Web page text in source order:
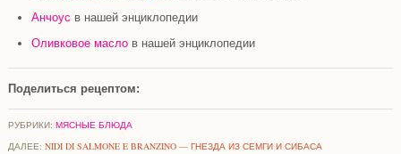
Анчоус в нашей энциклопедии
Оливковое маслов нашей энциклопедии
Поделиться рецептом:
РУБРИКИ: МЯСНЫЕ БЛЮДА
ДАЛЕЕ: NIDI DI SALMONE E BRANZINO — ГНЕЗДА ИЗ СЕМГИ И СИБАСА